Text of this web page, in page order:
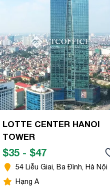
LOTTE CENTER HANOI
TOWER
$35 - $47
54 Liễu Giai, Ba Đình, Hà Nội
Hạng A